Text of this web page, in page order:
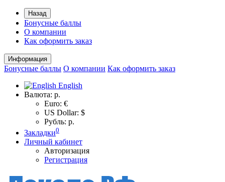
Назад
Бонусные баллы
О компании
Как оформить заказ
Информация
Бонусные баллы О компании Как оформить заказ
English
Валюта: р.
Euro: €
US Dollar: $
Рубль: р.
Закладки0
Личный кабинет
Авторизация
Регистрация